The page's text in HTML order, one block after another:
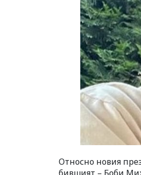
Относно новия